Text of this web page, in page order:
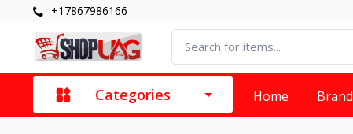
+17867986166
Categories Home Brand